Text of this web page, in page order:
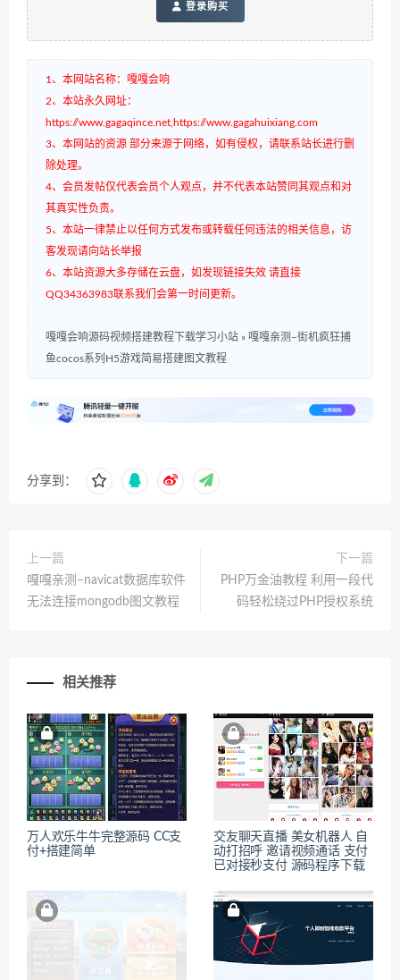
登录购买
1、本网站名称：嘎嘎会响
2、本站永久网址：
https://www.gagaqince.net,https://www.gagahuixiang.com
3、本网站的资源 部分来源于网络，如有侵权，请联系站长进行删
除处理。
4、会员发帖仅代表会员个人观点，并不代表本站赞同其观点和对
其真实性负责。
5、本站一律禁止以任何方式发布或转载任何违法的相关信息，访
客发现请向站长举报
6、本站资源大多存储在云盘，如发现链接失效 请直接
QQ34363983联系我们会第一时间更新。
嘎嘎会响源码视频搭建教程下载学习小站 » 嘎嘎亲测–街机疯狂捕
鱼cocos系列H5游戏简易搭建图文教程
分享到：
上一篇
嘎嘎亲测–navicat数据库软件
无法连接mongodb图文教程
下一篇
PHP万金油教程 利用一段代
码轻松绕过PHP授权系统
相关推荐
万人欢乐牛牛完整源码 CC支
付+搭建简单
交友聊天直播 美女机器人 自
动打招呼 邀请视频通话 支付
已对接秒支付 源码程序下载